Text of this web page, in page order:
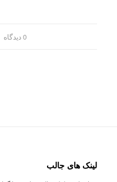
0 دیدگاه
لینک های جالب